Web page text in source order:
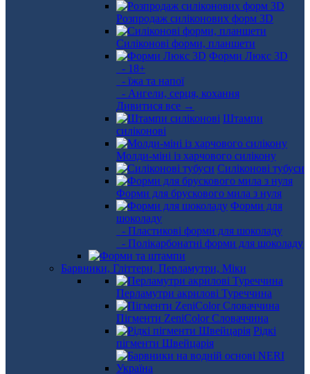
Розпродаж силіконових форм 3D
Силіконові форми, планшети
Форми Люкс 3D
- 18+
- їжа та напої
- Ангели, серця, кохання
Дивитися все →
Штампи
силіконові
Молди-міні із харчового силікону
Силіконові тубуси
Форми для брускового мила з нуля
Форми для
шоколаду
- Пластикові форми для шоколаду
- Полікарбонатні форми для шоколаду
Барвники, Гліттери, Перламутри, Міки
Перламутри акрилові Туреччина
Пігменти ZeniColor Словаччина
Рідкі
пігменти Швейцарія